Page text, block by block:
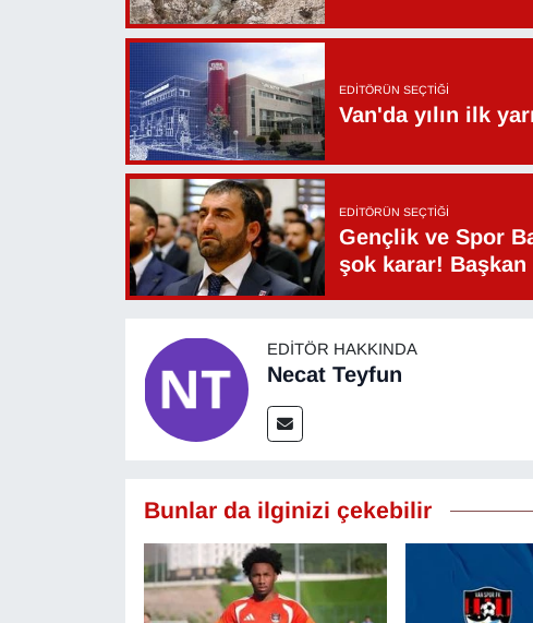
EDITÖRÜN SEÇTIĞI
Van'da yılın ilk
EDITÖRÜN SEÇTIĞI
Gençlik ve Spor
şok karar! Başkan
EDITÖR HAKKINDA
Necat Teyfun
Bunlar da ilginizi çekebilir